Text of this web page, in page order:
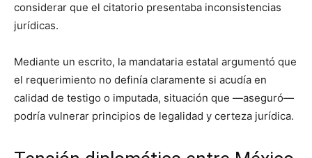
considerar que el citatorio presentaba inconsistencias
jurídicas.
Mediante un escrito, la mandataria estatal argumentó que
el requerimiento no definía claramente si acudía en
calidad de testigo o imputada, situación que —aseguró—
podría vulnerar principios de legalidad y certeza jurídica.